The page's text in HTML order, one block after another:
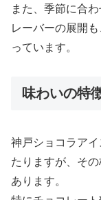
また、季節に合
レーバーの展開
っています。
味わいの特
神戸ショコラア
たりますが、そ
あります。